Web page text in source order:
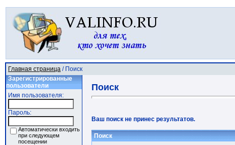
Главная страница / Поиск
Зарегистрированные
пользователи
Имя пользователя:
Пароль:
Автоматически входить
при следующем
посещении
Поиск
Ваш поиск не принес результатов.
Поиск